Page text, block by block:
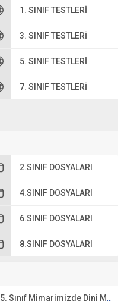
1. SINIF TESTLERI
3. SINIF TESTLERI
5. SINIF TESTLERI
7. SINIF TESTLERI
2.SINIF DOSYALARI
4.SINIF DOSYALARI
6.SINIF DOSYALARI
8.SINIF DOSYALARI
5. Sınıf Mimarimizde Dini Motifler Ünite Testi – Online Çöz